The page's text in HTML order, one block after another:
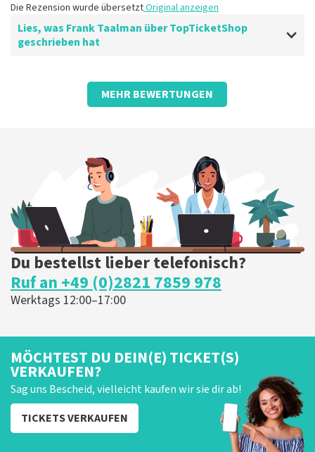
Die Rezension wurde übersetztOriginal anzeigen
Lies, was Frank Taalman über TopTicketShop
geschrieben hat
Bewertung von Frank Taalman überTopTicketShop
MEHR BEWERTUNGEN
Du bestellst lieber telefonisch?
Ruf an +49 (0)2821 7859 978
Werktags 12:00–17:00
MÖCHTEST DU DEIN(E) TICKET(S)
VERKAUFEN?
Sag uns Bescheid, vielleicht kaufen wir sie dir ab!
TICKETS VERKAUFEN